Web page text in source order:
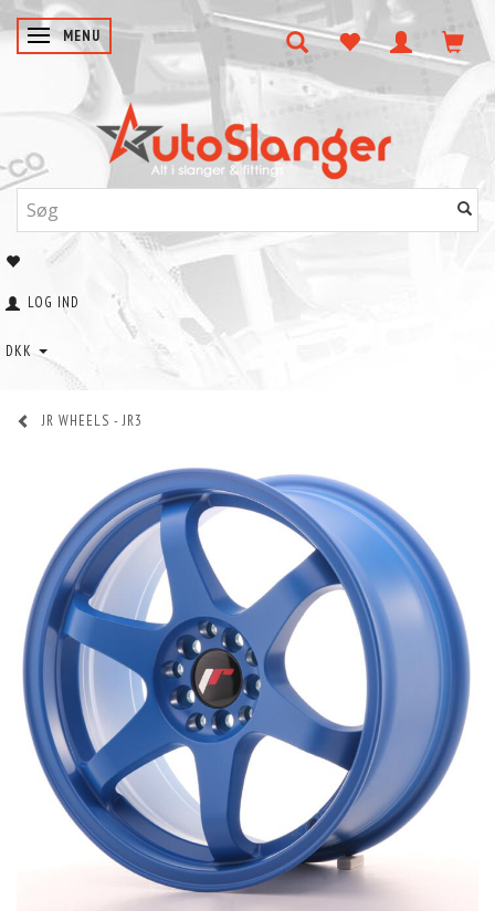
SKIFTE NAVIGATION
MENU
LOG IND
DKK
JR WHEELS - JR3